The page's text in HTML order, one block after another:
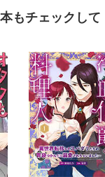
カート
試し読み
カート
試し読み
もチェックして